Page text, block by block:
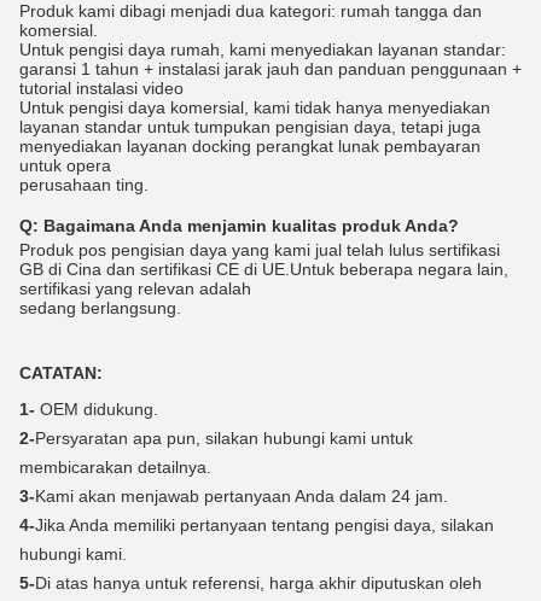
Produk kami dibagi menjadi dua kategori: rumah tangga dan
komersial.
Untuk pengisi daya rumah, kami menyediakan layanan standar:
garansi 1 tahun + instalasi jarak jauh dan panduan penggunaan +
tutorial instalasi video
Untuk pengisi daya komersial, kami tidak hanya menyediakan
layanan standar untuk tumpukan pengisian daya, tetapi juga
menyediakan layanan docking perangkat lunak pembayaran
untuk opera
perusahaan ting.
Q: Bagaimana Anda menjamin kualitas produk Anda?
Produk pos pengisian daya yang kami jual telah lulus sertifikasi
GB di Cina dan sertifikasi CE di UE.Untuk beberapa negara lain,
sertifikasi yang relevan adalah
sedang berlangsung.
CATATAN:
1- OEM didukung.
2-Persyaratan apa pun, silakan hubungi kami untuk
membicarakan detailnya.
3-Kami akan menjawab pertanyaan Anda dalam 24 jam.
4-Jika Anda memiliki pertanyaan tentang pengisi daya, silakan
hubungi kami.
5-Di atas hanya untuk referensi, harga akhir diputuskan oleh